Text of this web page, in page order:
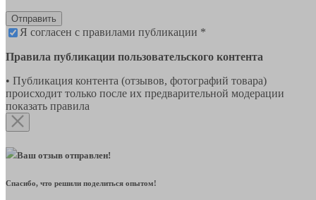
Отправить
Я согласен с правилами публикации *
Правила публикации пользовательского контента
• Публикация контента (отзывов, фотографий товара)
происходит только после их предварительной модерации
показать правила
Ваш отзыв отправлен!
Спасибо, что решили поделиться опытом!